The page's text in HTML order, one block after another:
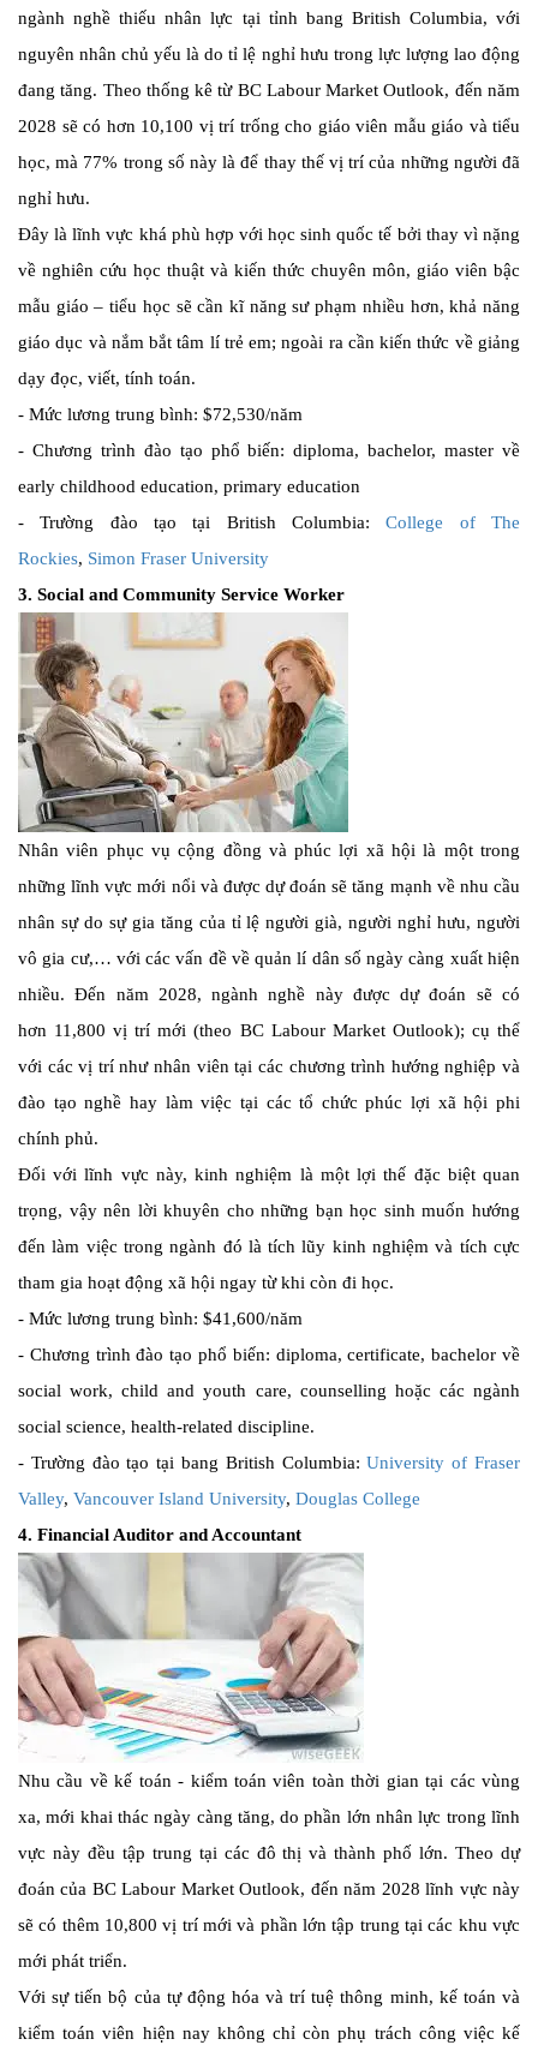
ngành nghề thiếu nhân lực tại tỉnh bang British Columbia, với
nguyên nhân chủ yếu là do tỉ lệ nghỉ hưu trong lực lượng lao động
đang tăng. Theo thống kê từ BC Labour Market Outlook, đến năm
2028 sẽ có hơn 10,100 vị trí trống cho giáo viên mẫu giáo và tiểu
học, mà 77% trong số này là để thay thế vị trí của những người đã
nghỉ hưu.
Đây là lĩnh vực khá phù hợp với học sinh quốc tế bởi thay vì nặng
về nghiên cứu học thuật và kiến thức chuyên môn, giáo viên bậc
mẫu giáo – tiểu học sẽ cần kĩ năng sư phạm nhiều hơn, khả năng
giáo dục và nắm bắt tâm lí trẻ em; ngoài ra cần kiến thức về giảng
dạy đọc, viết, tính toán.
- Mức lương trung bình: $72,530/năm
- Chương trình đào tạo phổ biến: diploma, bachelor, master về
early childhood education, primary education
-Trường đào tạo tại British Columbia:College of The
Rockies, Simon Fraser University
3. Social and Community Service Worker
Nhân viên phục vụ cộng đồng và phúc lợi xã hội là một trong
những lĩnh vực mới nổi và được dự đoán sẽ tăng mạnh về nhu cầu
nhân sự do sự gia tăng của tỉ lệ người già, người nghỉ hưu, người
vô gia cư,… với các vấn đề về quản lí dân số ngày càng xuất hiện
nhiều. Đến năm 2028, ngành nghề này được dự đoán sẽ có
hơn 11,800 vị trí mới (theo BC Labour Market Outlook); cụ thể
với các vị trí như nhân viên tại các chương trình hướng nghiệp và
đào tạo nghề hay làm việc tại các tổ chức phúc lợi xã hội phi
chính phủ.
Đối với lĩnh vực này, kinh nghiệm là một lợi thế đặc biệt quan
trọng, vậy nên lời khuyên cho những bạn học sinh muốn hướng
đến làm việc trong ngành đó là tích lũy kinh nghiệm và tích cực
tham gia hoạt động xã hội ngay từ khi còn đi học.
- Mức lương trung bình: $41,600/năm
- Chương trình đào tạo phổ biến: diploma, certificate, bachelor về
social work, child and youth care, counselling hoặc các ngành
social science, health-related discipline.
- Trường đào tạo tại bang British Columbia:University of Fraser
Valley, Vancouver Island University, Douglas College
4. Financial Auditor and Accountant
Nhu cầu về kế toán - kiểm toán viên toàn thời gian tại các vùng
xa, mới khai thác ngày càng tăng, do phần lớn nhân lực trong lĩnh
vực này đều tập trung tại các đô thị và thành phố lớn. Theo dự
đoán của BC Labour Market Outlook, đến năm 2028 lĩnh vực này
sẽ có thêm 10,800 vị trí mới và phần lớn tập trung tại các khu vực
mới phát triển.
Với sự tiến bộ của tự động hóa và trí tuệ thông minh, kế toán và
kiểm toán viên hiện nay không chỉ còn phụ trách công việc kế